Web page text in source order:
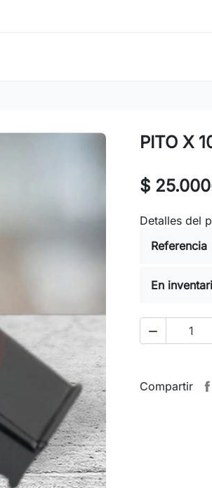
PITO X
$ 25.000
Detalles del
Referencia
En

Compartir